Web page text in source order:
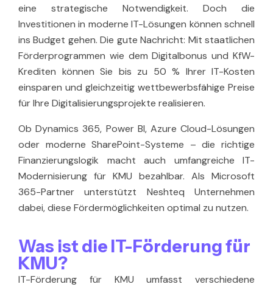
eine strategische Notwendigkeit. Doch die
Investitionen in moderne IT-Lösungen können schnell
ins Budget gehen. Die gute Nachricht: Mit staatlichen
Förderprogrammen wie dem Digitalbonus und KfW-
Krediten können Sie bis zu 50 % Ihrer IT-Kosten
einsparen und gleichzeitig wettbewerbsfähige Preise
für Ihre Digitalisierungsprojekte realisieren.
ObDynamics 365, Power BI, Azure Cloud-Lösungen
oder moderne SharePoint-Systeme – die richtige
Finanzierungslogik macht auch umfangreiche IT-
Modernisierung für KMU bezahlbar. Als Microsoft
365-Partner unterstützt Neshteq Unternehmen
dabei, diese Fördermöglichkeiten optimal zu nutzen.
Was ist die IT-Förderung für
KMU?
IT-Förderung für KMU umfasst verschiedene